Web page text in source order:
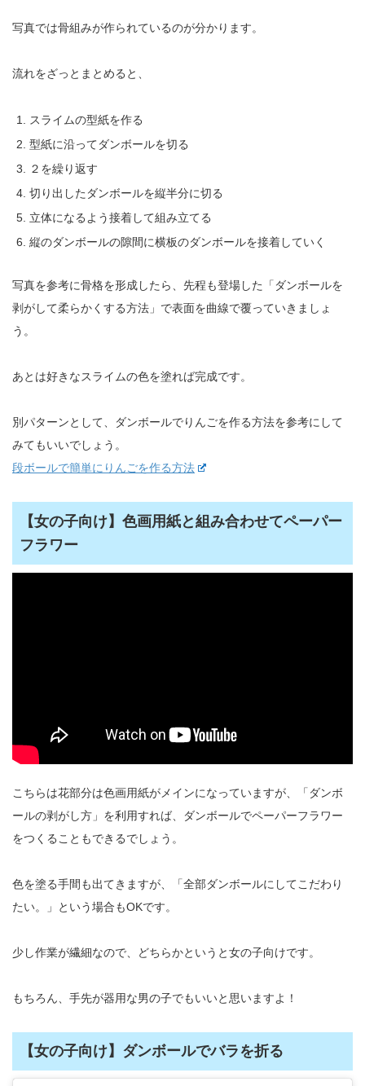
写真では骨組みが作られているのが分かります。
流れをざっとまとめると、
スライムの型紙を作る
型紙に沿ってダンボールを切る
２を繰り返す
切り出したダンボールを縦半分に切る
立体になるよう接着して組み立てる
縦のダンボールの隙間に横板のダンボールを接着していく
写真を参考に骨格を形成したら、先程も登場した「ダンボールを
剥がして柔らかくする方法」で表面を曲線で覆っていきましょ
う。
あとは好きなスライムの色を塗れば完成です。
別パターンとして、ダンボールでりんごを作る方法を参考にして
みてもいいでしょう。
段ボールで簡単にりんごを作る方法
【女の子向け】色画用紙と組み合わせてペーパー
フラワー
こちらは花部分は色画用紙がメインになっていますが、「ダンボ
ールの剥がし方」を利用すれば、ダンボールでペーパーフラワー
をつくることもできるでしょう。
色を塗る手間も出てきますが、「全部ダンボールにしてこだわり
たい。」という場合もOKです。
少し作業が繊細なので、どちらかというと女の子向けです。
もちろん、手先が器用な男の子でもいいと思いますよ！
【女の子向け】ダンボールでバラを折る